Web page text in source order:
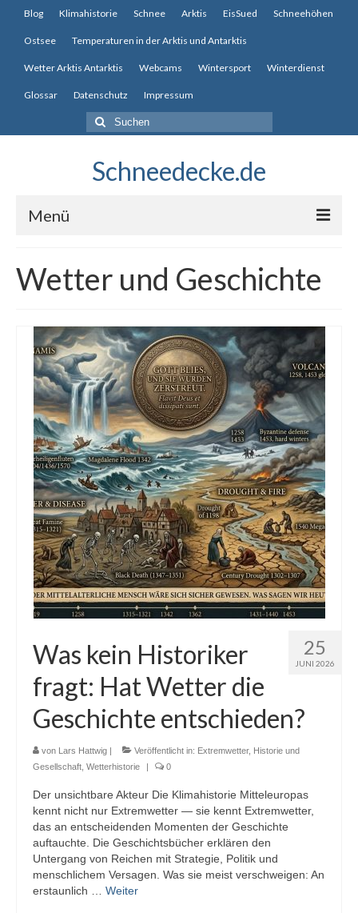
Blog Klimahistorie Schnee Arktis EisSued Schneehöhen
Ostsee Temperaturen in der Arktis und Antarktis
Wetter Arktis Antarktis Webcams Wintersport Winterdienst
Glossar Datenschutz Impressum
Suche
nach:
Schneedecke.de
Menü
Klimahistorie
Schnee
Arktis
Die Kältepole der Nordhalbkugel: Kanadische
Arktis und Sibirien
Ellesmere Island – Die nördlichste Wildnis
Kanadas
Die Natur der Hudson-Bay und umliegender
Regionen
Die Laptewsee: Die Eisfabrik der Arktis
EisSued
Schneehöhen
Temperaturen in der Arktis und Antarktis
Wetter Arktis Antarktis
Webcams
Wintersport
Winterdienst
Glossar
Datenschutz
Impressum
Wetter und Geschichte
25
JUNI 2026
Was kein Historiker
fragt: Hat Wetter die
Geschichte entschieden?
von Lars Hattwig | Veröffentlicht in: Extremwetter, Historie und
Gesellschaft Wetterhistorie | 0
Der unsichtbare Akteur Die Klimahistorie Mitteleuropas
kennt nicht nur Extremwetter — sie kennt Extremwetter,
das an entscheidenden Momenten der Geschichte
auftauchte. Die Geschichtsbücher erklären den
Untergang von Reichen mit Strategie, Politik und
menschlichem Versagen. Was sie meist verschweigen: An
erstaunlich … Weiter